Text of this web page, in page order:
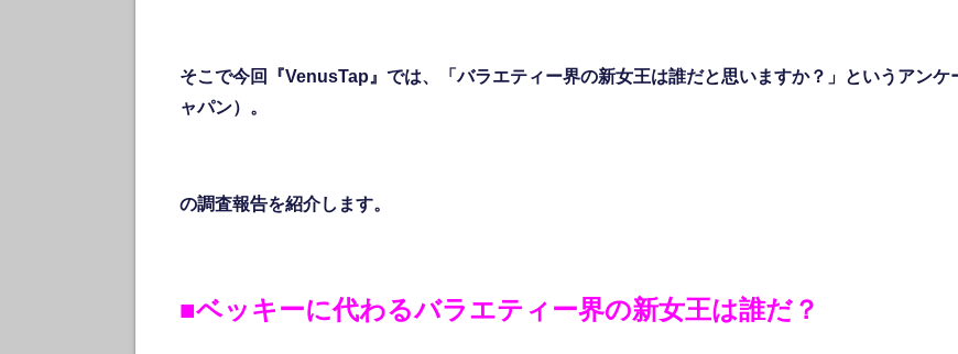
そこで今回『VenusTap』では、「バラエティー界の新女王は誰だと思いますか？」というアン
ャパン）。
の調査報告を紹介します。
■ベッキーに代わるバラエティー界の新女王は誰だ？